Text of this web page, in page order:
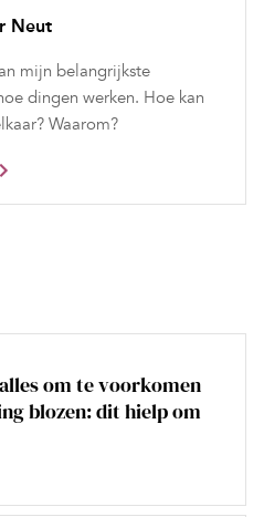
Neut
mijn belangrijkste
dingen werken. Hoe kan
Waarom?
om te voorkomen
blozen: dit hielp om